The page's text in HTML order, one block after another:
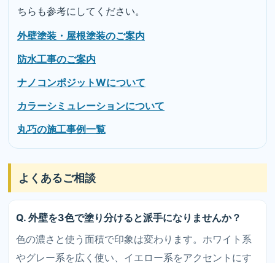
ちらも参考にしてください。
外壁塗装・屋根塗装のご案内
防水工事のご案内
ナノコンポジットWについて
カラーシミュレーションについて
丸巧の施工事例一覧
よくあるご相談
Q. 外壁を3色で塗り分けると派手になりませんか？
色の濃さと使う面積で印象は変わります。ホワイト系
やグレー系を広く使い、イエロー系をアクセントにす